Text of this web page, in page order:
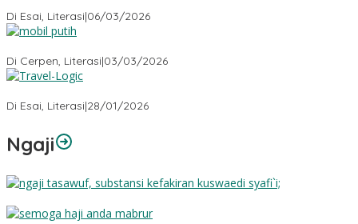
Di Esai, Literasi|06/03/2026
Di Cerpen, Literasi|03/03/2026
Di Esai, Literasi|28/01/2026
Ngaji